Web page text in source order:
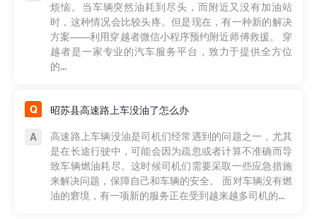
烦恼。当车辆突然油耗到尽头，而附近又没有加油站
时，这种情况会比较头疼。但是现在，有一种新的解决
方案——利用穿越者微信小程序预约附近师傅救援。 穿
越者是一家专业的汽车服务平台，致力于提供全方位
的...
昭苏县高速路上车没油了怎么办
高速路上车辆没油是司机们经常遇到的问题之一，尤其
是在长途行驶中，可能会因为疏忽或者计算不准确而导
致车辆燃油耗尽。这时候司机们需要采取一些应急措施
来解决问题，保障自己和车辆的安全。 面对车辆没有燃
油的窘境，有一项新的服务正在受到越来越多司机的...